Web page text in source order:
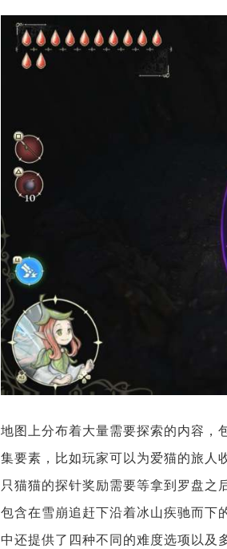
地图上分布着大量需要探索的内容，
集要素，比如玩家可以为爱猫的旅人
只猫猫的探针奖励需要等拿到罗盘之
包含在雪崩追赶下沿着冰山疾驰而下
中还提供了四种不同的难度选项以及